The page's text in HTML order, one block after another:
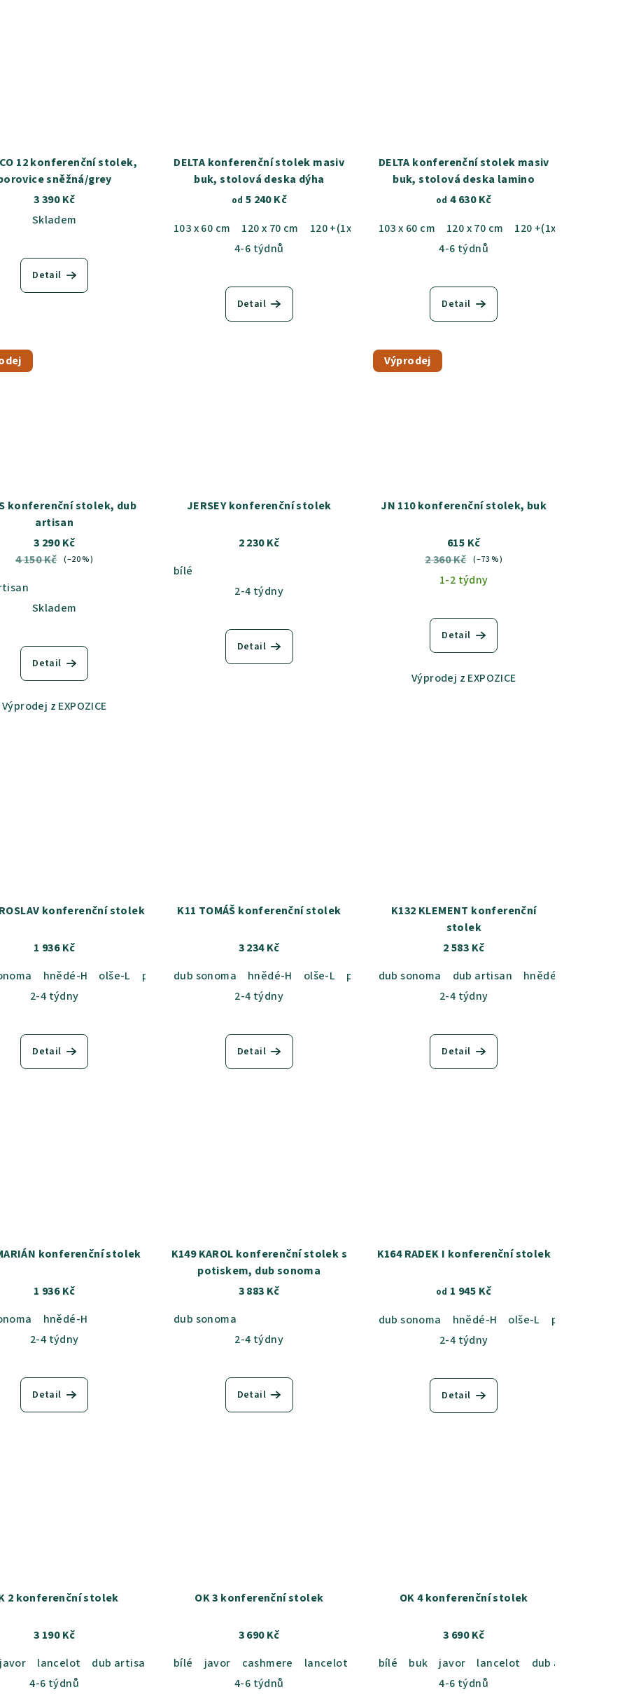
12 konferenční stolek,
sněžná/grey
3 390 Kč
Skladem
Detail
DELTA konferenční stolek masiv
buk, stolová deska dýha
od 5 240 Kč
103 x 60 cm
120 x 70 cm
120 +(1x40) x 70 cm
4-6 týdnů
Detail
DELTA konferenční stolek masiv
buk, stolová deska lamino
od 4 630 Kč
103 x 60 cm
120 x 70 cm
120 +(1x40) x 70 cm
4-6 týdnů
Detail
konferenční stolek, dub
artisan
3 290 Kč
4 150 Kč (–20 %)
Skladem
Detail
Výprodej z EXPOZICE
JERSEY konferenční stolek
2 230 Kč
bílé
2-4 týdny
Detail
Výprodej
JN 110 konferenční stolek, buk
615 Kč
2 360 Kč (–73 %)
1-2 týdny
Detail
Výprodej z EXPOZICE
P
konferenční stolek
1 936 Kč
hnědé-H olše-L
přírodní-P
2-4 týdny
Detail
K11 TOMÁŠ konferenční stolek
3 234 Kč
dub sonoma
hnědé-H olše-L
přírodní-P
2-4 týdny
Detail
K132 KLEMENT konferenční
stolek
2 583 Kč
dub sonoma
dub artisan hnědé-H
2-4 týdny
Detail
konferenční stolek
1 936 Kč
hnědé-H
2-4 týdny
Detail
K149 KAROL konferenční stolek s
potiskem, dub sonoma
3 883 Kč
dub sonoma
2-4 týdny
Detail
K164 RADEK I konferenční stolek
od 1 945 Kč
dub sonoma
hnědé-H olše-L přírodní-P
2-4 týdny
Detail
přírodní-P
2 konferenční stolek
3 190 Kč
javor lancelot dub artisan dub milano dub bordeaux sonoma čokoláda kaštan wenge ořech R30065
4-6 týdnů
OK 3 konferenční stolek
3 690 Kč
bílé
javor cashmere lancelot dub artisan dub americký dub milano
4-6 týdnů
OK 4 konferenční stolek
3 690 Kč
bílé
buk javor lancelot dub artisan
4-6 týdnů